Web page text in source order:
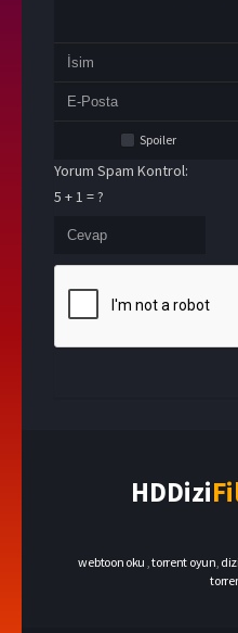
Spoiler
Yorum Spam Kontrol:
5 + 1 = ?
HDDizi
webtoon oku ,torrent oyun